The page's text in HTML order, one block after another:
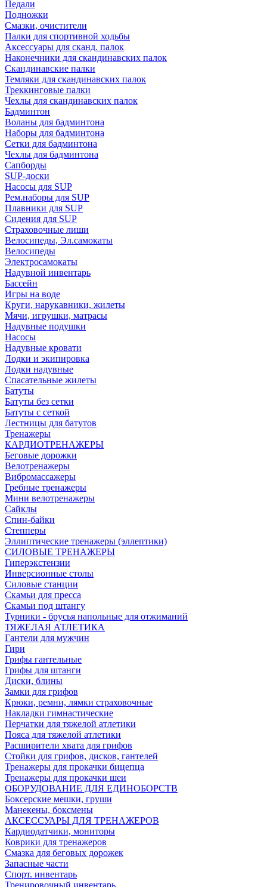
Педали
Подножки
Смазки, очистители
Палки для спортивной ходьбы
Аксессуары для сканд. палок
Наконечники для скандинавских палок
Скандинавские палки
Темляки для скандинавских палок
Треккинговые палки
Чехлы для скандинавских палок
Бадминтон
Воланы для бадминтона
Наборы для бадминтона
Сетки для бадминтона
Чехлы для бадминтона
Сапборды
SUP-доски
Насосы для SUP
Рем.наборы для SUP
Плавники для SUP
Сидения для SUP
Страховочные лиши
Велосипеды, Эл.самокаты
Велосипеды
Электросамокаты
Надувной инвентарь
Бассейн
Игры на воде
Круги, нарукавники, жилеты
Мячи, игрушки, матрасы
Надувные подушки
Насосы
Надувные кровати
Лодки и экипировка
Лодки надувные
Спасательные жилеты
Батуты
Батуты без сетки
Батуты с сеткой
Лестницы для батутов
Тренажеры
КАРДИОТРЕНАЖЕРЫ
Беговые дорожки
Велотренажеры
Вибромассажеры
Гребные тренажеры
Мини велотренажеры
Сайклы
Спин-байки
Степперы
Эллиптические тренажеры (эллептики)
СИЛОВЫЕ ТРЕНАЖЕРЫ
Гиперэкстензии
Инверсионные столы
Силовые станции
Скамьи для пресса
Скамьи под штангу
Турники - брусья напольные для отжиманий
ТЯЖЕЛАЯ АТЛЕТИКА
Гантели для мужчин
Гири
Грифы гантельные
Грифы для штанги
Диски, блины
Замки для грифов
Крюки, ремни, лямки страховочные
Накладки гимнастические
Перчатки для тяжелой атлетики
Пояса для тяжелой атлетики
Расширители хвата для грифов
Стойки для грифов, дисков, гантелей
Тренажеры для прокачки бицепца
Тренажеры для прокачки шеи
ОБОРУДОВАНИЕ ДЛЯ ЕДИНОБОРСТВ
Боксерские мешки, груши
Манекены, боксмены
АКСЕССУАРЫ ДЛЯ ТРЕНАЖЕРОВ
Кардиодатчики, мониторы
Коврики для тренажеров
Смазка для беговых дорожек
Запасные части
Спорт. инвентарь
Тренировочный инвентарь